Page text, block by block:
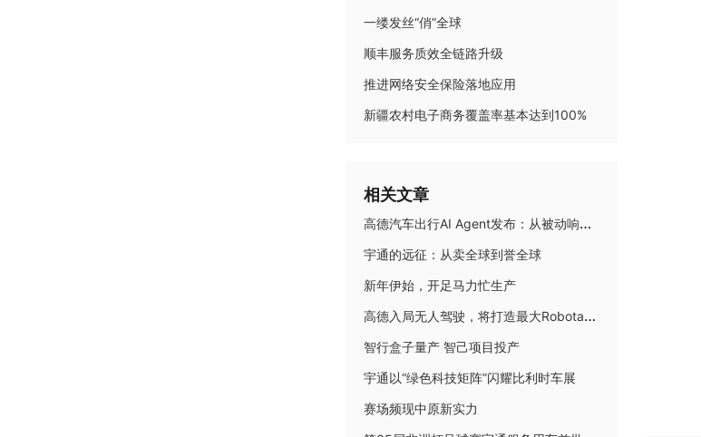
一缕发丝“俏”全球
顺丰服务质效全链路升级
推进网络安全保险落地应用
新疆农村电子商务覆盖率基本达到100%
相关文章
高德汽车出行AI Agent发布：从被动响应到主动理解，智能座舱迈入AI Native时代
宇通的远征：从卖全球到誉全球
新年伊始，开足马力忙生产
高德入局无人驾驶，将打造最大Robotaxi聚合平台
智行盒子量产 智己项目投产
宇通以“绿色科技矩阵”闪耀比利时车展
赛场频现中原新实力